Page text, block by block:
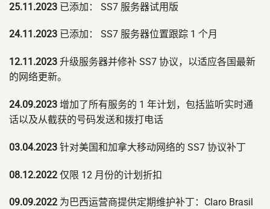
25.11.2023 已添加： SS7 服务器试用版
24.11.2023 已添加： SS7 服务器位置跟踪 1 个月
12.11.2023 升级服务器并修补 SS7 协议，以适应各国最新
的网络更新。
24.09.2023 增加了所有服务的 1 年计划，包括监听实时通
话以及从截获的号码发送和拨打电话
03.04.2023 针对美国和加拿大移动网络的 SS7 协议补丁
08.12.2022 仅限 12 月份的计划折扣
09.09.2022 为巴西运营商提供定期维护补丁：Claro Brasil